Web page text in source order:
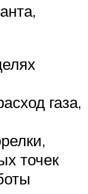
газа,
точек